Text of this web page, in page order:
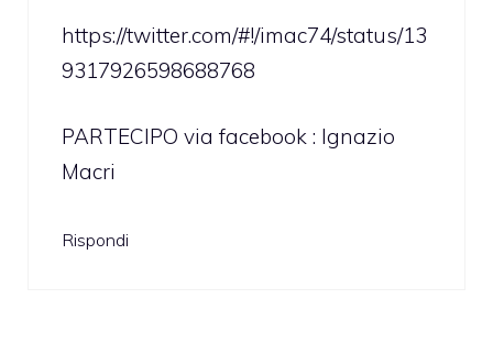
https://twitter.com/#!/imac74/status/13
9317926598688768
PARTECIPO via facebook : Ignazio
Macri
Rispondi